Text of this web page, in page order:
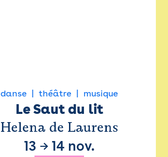
danse théâtre musique
Le Saut du lit
Helena de Laurens
13 → 14 nov.